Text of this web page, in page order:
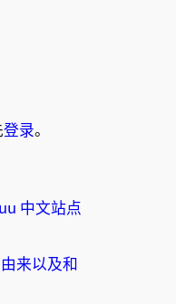
登录。
中文站点
来以及和